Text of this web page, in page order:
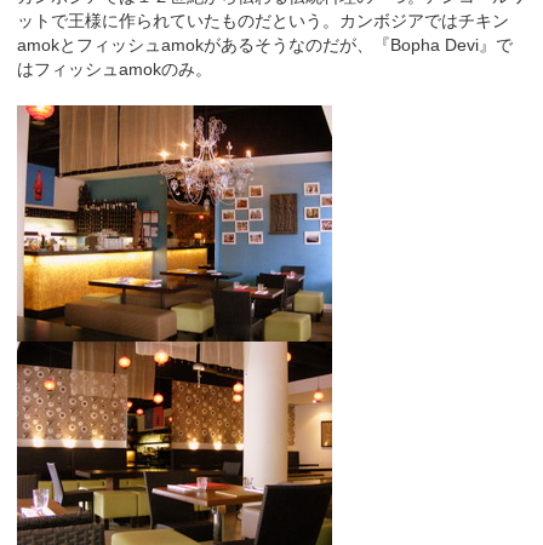
ットで王様に作られていたものだという。カンボジアではチキン
amokとフィッシュamokがあるそうなのだが、『Bopha Devi』で
はフィッシュamokのみ。